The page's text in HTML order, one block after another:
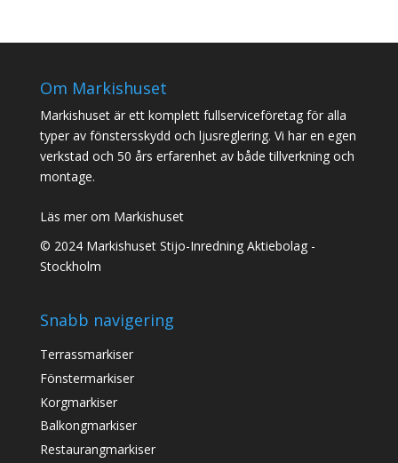
Om Markishuset
Markishuset är ett komplett fullserviceföretag för alla
typer av fönstersskydd och ljusreglering. Vi har en egen
verkstad och 50 års erfarenhet av både tillverkning och
montage.
Läs mer om Markishuset
© 2024 Markishuset Stijo-Inredning Aktiebolag -
Stockholm
Snabb navigering
Terrassmarkiser
Fönstermarkiser
Korgmarkiser
Balkongmarkiser
Restaurangmarkiser